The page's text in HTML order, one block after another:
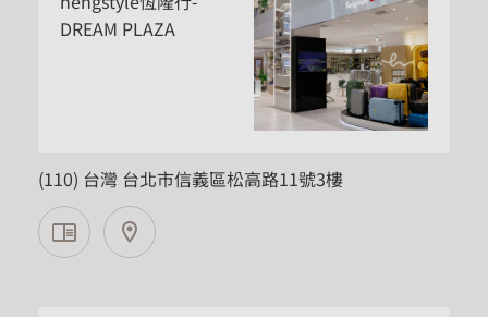
DREAM PLAZA
(110) 台灣 台北市信義區松高路11號3樓